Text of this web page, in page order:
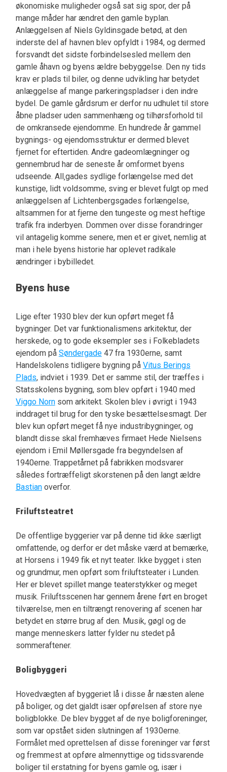
økonomiske muligheder også sat sig spor, der på
mange måder har ændret den gamle byplan.
Anlæggelsen af Niels Gyldinsgade betød, at den
inderste del af havnen blev opfyldt i 1984, og dermed
forsvandt det sidste forbindelsesled mellem den
gamle åhavn og byens ældre bebyggelse. Den ny tids
krav er plads til biler, og denne udvikling har betydet
anlæggelse af mange parkeringspladser i den indre
bydel. De gamle gårdsrum er derfor nu udhulet til store
åbne pladser uden sammenhæng og tilhørsforhold til
de omkransede ejendomme. En hundrede år gammel
bygnings- og ejendomsstruktur er dermed blevet
fjernet for eftertiden. Andre gadeomlægninger og
gennembrud har de seneste år omformet byens
udseende. All‚gades sydlige forlængelse med det
kunstige, lidt voldsomme, sving er blevet fulgt op med
anlæggelsen af Lichtenbergsgades forlængelse,
altsammen for at fjerne den tungeste og mest heftige
trafik fra inderbyen. Dommen over disse forandringer
vil antagelig komme senere, men et er givet, nemlig at
man i hele byens historie har oplevet radikale
ændringer i bybilledet.
Byens huse
Lige efter 1930 blev der kun opført meget få
bygninger. Det var funktionalismens arkitektur, der
herskede, og to gode eksempler ses i Folkebladets
ejendom på Søndergade47 fra 1930erne, samt
Handelskolens tidligere bygning på Vitus Berings
Plads, indviet i 1939. Det er samme stil, der træffes i
Statsskolens bygning, som blev opført i 1940 med
Viggo Nornsom arkitekt. Skolen blev i øvrigt i 1943
inddraget til brug for den tyske besættelsesmagt. Der
blev kun opført meget få nye industribygninger, og
blandt disse skal fremhæves firmaet Hede Nielsens
ejendom i Emil Møllersgade fra begyndelsen af
1940erne. Trappetårnet på fabrikken modsvarer
således fortræffeligt skorstenen på den langt ældre
Bastianoverfor.
Friluftsteatret
De offentlige byggerier var på denne tid ikke særligt
omfattende, og derfor er det måske værd at bemærke,
at Horsens i 1949 fik et nyt teater. Ikke bygget i sten
og grundmur, men opført som friluftsteater i Lunden.
Her er blevet spillet mange teaterstykker og meget
musik. Friluftsscenen har gennem årene ført en broget
tilværelse, men en tiltrængt renovering af scenen har
betydet en større brug af den. Musik, gøgl og de
mange menneskers latter fylder nu stedet på
sommeraftener.
Boligbyggeri
Hovedvægten af byggeriet lå i disse år næsten alene
på boliger, og det gjaldt især opførelsen af store nye
boligblokke. De blev bygget af de nye boligforeninger,
som var opstået siden slutningen af 1930erne.
Formålet med oprettelsen af disse foreninger var først
og fremmest at opføre almennyttige og tidssvarende
boliger til erstatning for byens gamle og, især i